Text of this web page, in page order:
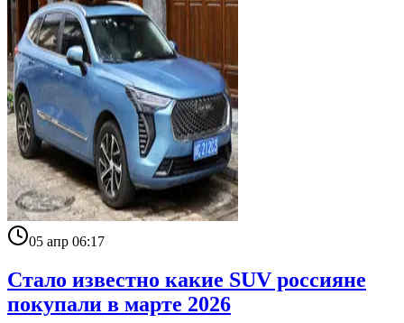
05 апр 06:17
Стало известно какие SUV россияне
покупали в марте 2026